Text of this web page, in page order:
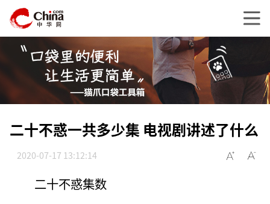
二十不惑一共多少集 电视剧讲述了什么
2020-07-17 13:12:14
二十不惑集数